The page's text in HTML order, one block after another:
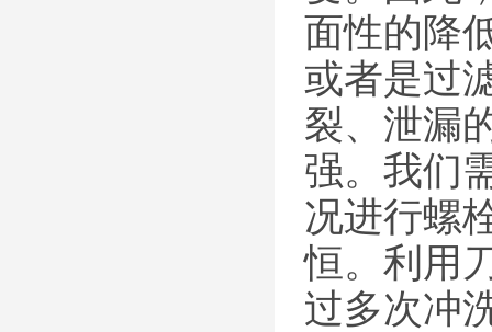
面性的降
或者是过
裂、泄漏
强。我们
况进行螺
恒。利用
过多次冲